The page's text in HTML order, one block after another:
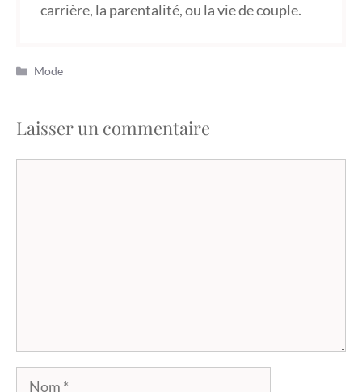
carrière, la parentalité, ou la vie de couple.
Catégories
Mode
Laisser un commentaire
Nom